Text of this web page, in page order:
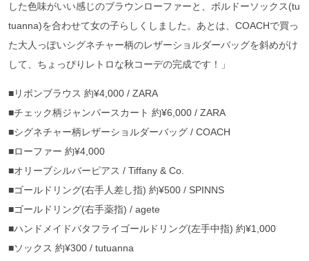
した色味がいい感じのブラウンローファーと、ボルドーソックス(tu
tuanna)を合わせて女の子らしくしました。あとは、COACHで買っ
た大人っぽいシグネチャー柄のレザーショルダーバッグを斜めがけ
して、ちょっぴりレトロな秋コーデの完成です！」
■リボンブラウス 約¥4,000 / ZARA
■チェック柄ジャンパースカート 約¥6,000 / ZARA
■シグネチャー柄レザーショルダーバッグ / COACH
■ローファー 約¥4,000
■オリーブシルバーピアス / Tiffany & Co.
■ゴールドリング(右手人差し指) 約¥500 / SPINNS
■ゴールドリング(右手薬指) / agete
■ハンドメイドバタフライゴールドリング(左手中指) 約¥1,000
■ソックス 約¥300 / tutuanna